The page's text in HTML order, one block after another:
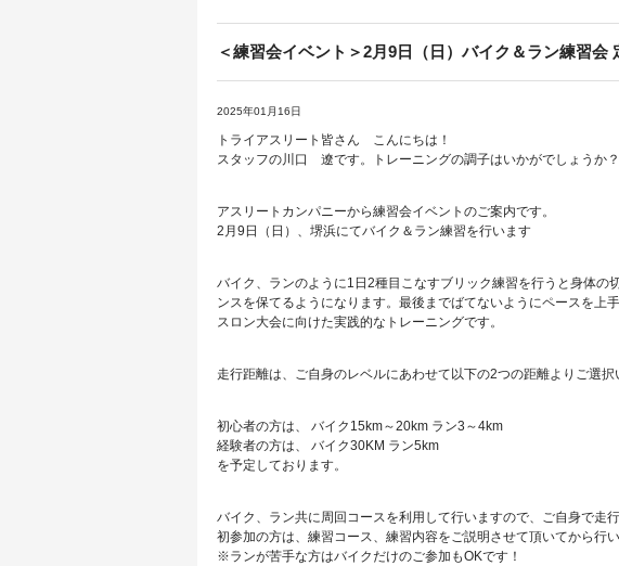
＜練習会イベント＞2月9日（日）バイク＆ラン練習会
2025年01月16日
トライアスリート皆さん こんにちは！
スタッフの川口 遼です。トレーニングの調子はいかがでしょうか？
アスリートカンパニーから練習会イベントのご案内です。
2月9日（日）、堺浜にてバイク＆ラン練習を行います
バイク、ランのように1日2種目こなすブリック練習を行うと身体
ンスを保てるようになります。最後までばてないようにペースを上
スロン大会に向けた実践的なトレーニングです。
走行距離は、ご自身のレベルにあわせて以下の2つの距離よりご選択
初心者の方は、 バイク15km～20km ラン3～4km
経験者の方は、 バイク30KM ラン5km
を予定しております。
バイク、ラン共に周回コースを利用して行いますので、ご自身で走
初参加の方は、練習コース、練習内容をご説明させて頂いてから行
※ランが苦手な方はバイクだけのご参加もOKです！